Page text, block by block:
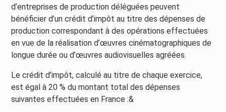
d’entreprises de production déléguées peuvent
bénéficier d’un crédit d’impôt au titre des dépenses de
production correspondant à des opérations effectuées
en vue de la réalisation d’œuvres cinématographiques de
longue durée ou d’œuvres audiovisuelles agréées.
Le crédit d’impôt, calculé au titre de chaque exercice,
est égal à 20 % du montant total des dépenses
suivantes effectuées en France :&